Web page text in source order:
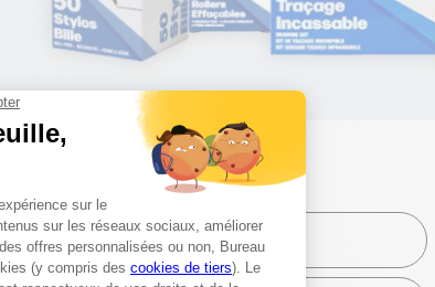
Bureautique